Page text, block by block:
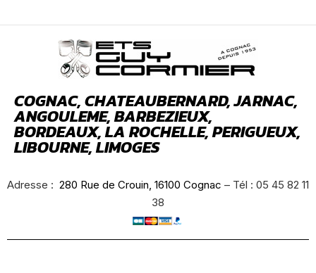
COGNAC, CHATEAUBERNARD, JARNAC,
ANGOULEME, BARBEZIEUX,
BORDEAUX, LA ROCHELLE, PERIGUEUX,
LIBOURNE, LIMOGES
Adresse : 280 Rue de Crouin, 16100 Cognac – Tél : 05 45 82 11
38